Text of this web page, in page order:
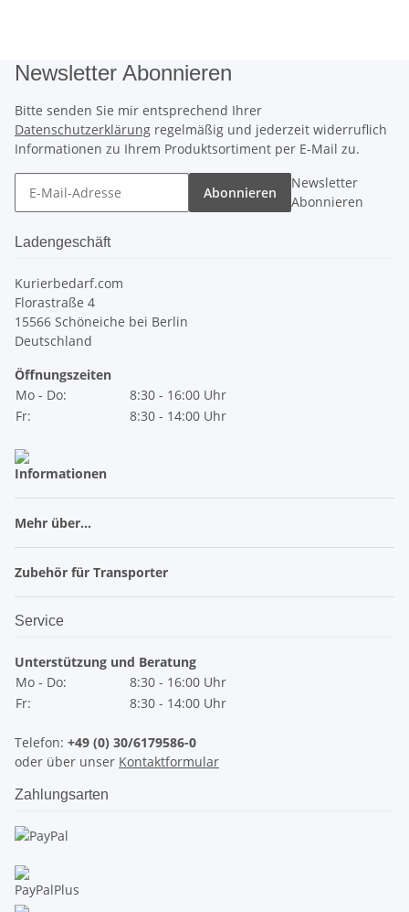
Newsletter Abonnieren
Bitte senden Sie mir entsprechend Ihrer
Datenschutzerklärung regelmäßig und jederzeit widerruflich
Informationen zu Ihrem Produktsortiment per E-Mail zu.
Abonnieren
Newsletter
Abonnieren
Ladengeschäft
Kurierbedarf.com
Florastraße 4
15566 Schöneiche bei Berlin
Deutschland
Öffnungszeiten
Mo - Do:
8:30 - 16:00 Uhr
Fr:
8:30 - 14:00 Uhr
Informationen
Mehr über...
Zubehör für Transporter
Service
Unterstützung und Beratung
Mo - Do:
8:30 - 16:00 Uhr
Fr:
8:30 - 14:00 Uhr
Telefon: +49 (0) 30/6179586-0
oder über unser Kontaktformular
Zahlungsarten